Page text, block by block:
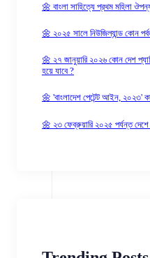
🌼 বাংলা সাহিত্যে প্রথম মহিলা
🌼 ২০২৫ সালে নিউজিল্যান্ড কোন
🌼 ২৭ জানুয়ারি ২০২৬ কোন দেশ
হয়ে যাবে ?
🌼 'বাংলাদেশ পেটেন্ট আইন, ২০২৩'
🌼 ২৩ ফেব্রুয়ারি ২০২৫ পর্যন্ত দেশে